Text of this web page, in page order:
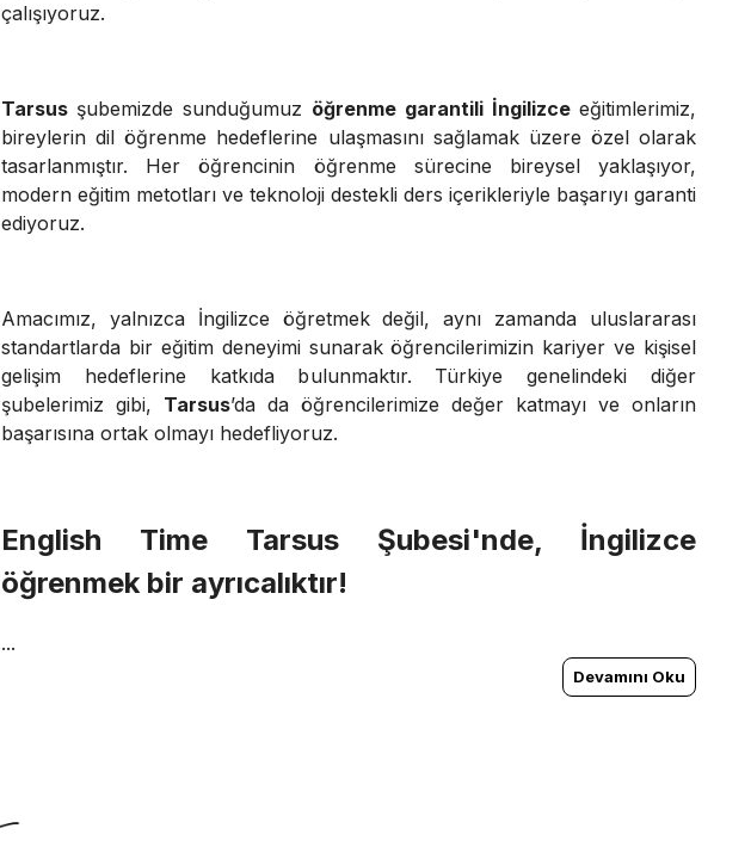
çalışıyoruz.
Tarsus şubemizde sunduğumuz öğrenme garantili İngilizce eğitimlerimiz,
bireylerin dil öğrenme hedeflerine ulaşmasını sağlamak üzere özel olarak
tasarlanmıştır. Her öğrencinin öğrenme sürecine bireysel yaklaşıyor,
modern eğitim metotları ve teknoloji destekli ders içerikleriyle başarıyı garanti
ediyoruz.
Amacımız, yalnızca İngilizce öğretmek değil, aynı zamanda uluslararası
standartlarda bir eğitim deneyimi sunarak öğrencilerimizin kariyer ve kişisel
gelişim hedeflerine katkıda bulunmaktır. Türkiye genelindeki diğer
şubelerimiz gibi, Tarsus’da da öğrencilerimize değer katmayı ve onların
başarısına ortak olmayı hedefliyoruz.
English Time Tarsus Şubesi'nde, İngilizce
öğrenmek bir ayrıcalıktır!
...
Devamını Oku